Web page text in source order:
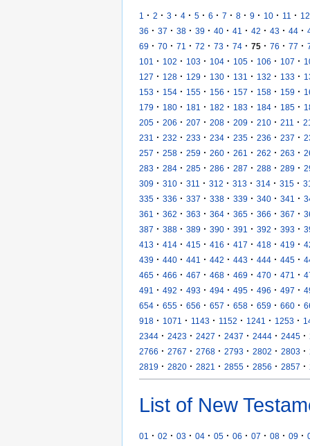
1 · 2 · 3 · 4 · 5 · 6 · 7 · 8 · 9 · 10 · 11 · 12
36 · 37 · 38 · 39 · 40 · 41 · 42 · 43 · 44 ·
69 · 70 · 71 · 72 · 73 · 74 · 75 · 76 · 77 ·
101
· 102 · 103 · 104 · 105 · 106 · 107 ·
127 · 128 · 129 · 130 · 131 · 132 · 133 ·
153 · 154 · 155 · 156 · 157 · 158 · 159 ·
179 · 180 · 181 · 182 · 183 · 184 · 185 ·
205 · 206 · 207 · 208 · 209 · 210 · 211 ·
231
· 232 · 233 · 234 · 235 · 236 · 237 ·
257 · 258 · 259 · 260 · 261 · 262 · 263 ·
283 · 284 · 285 · 286 · 287 · 288 · 289 ·
309 · 310 · 311 · 312 · 313 · 314 · 315 ·
335 · 336 · 337 · 338 · 339 · 340 · 341 ·
361
· 362 · 363 · 364 · 365 · 366 · 367 ·
387 · 388 · 389 · 390 · 391 · 392 · 393 ·
413 · 414 · 415 · 416 · 417 · 418 · 419 ·
439 · 440 · 441 · 442 · 443 · 444 · 445 ·
465 · 466 · 467 · 468 · 469 · 470 · 471 ·
491
· 492 · 493 · 494 · 495 · 496 · 497 ·
654 · 655 · 656 · 657 · 658 · 659 · 660 ·
918 · 1071 · 1143 · 1152 · 1241 · 1253 ·
2344 · 2423 · 2427 · 2437 · 2444 · 2445 ·
2766 · 2767 · 2768 · 2793 · 2802 · 2803 ·
2819 · 2820 · 2821 · 2855 · 2856 · 2857 ·
List of New
01 · 02 · 03 · 04 · 05 · 06 · 07 · 08 · 09 ·